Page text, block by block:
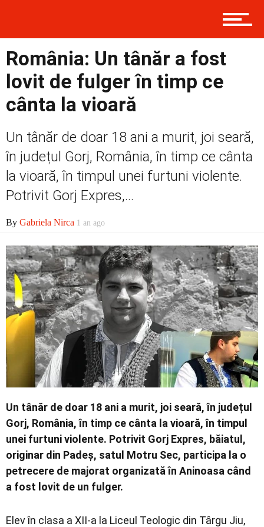
Prima
Politică
Externe
Economic
Contact
România: Un tânăr a fost
lovit de fulger în timp ce
cânta la vioară
Un tânăr de doar 18 ani a murit, joi seară,
în județul Gorj, România, în timp ce cânta
la vioară, în timpul unei furtuni violente.
Potrivit Gorj Expres,...
By Gabriela Nirca 1 an ago
Un tânăr de doar 18 ani a murit, joi seară, în județul
Gorj, România, în timp ce cânta la vioară, în timpul
unei furtuni violente. Potrivit Gorj Expres, băiatul,
originar din Padeș, satul Motru Sec, participa la o
petrecere de majorat organizată în Aninoasa când
a fost lovit de un fulger.
Elev în clasa a XII-a la Liceul Teologic din Târgu Jiu,